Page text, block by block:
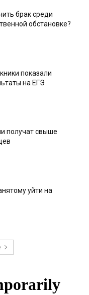
брак среди
обстановке?
показали
на ЕГЭ
получат свыше
уйти на